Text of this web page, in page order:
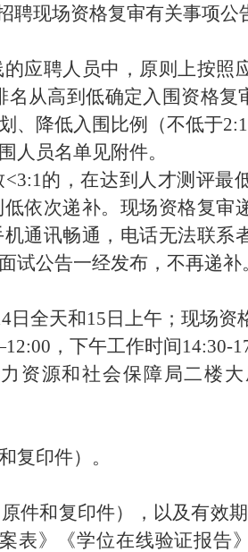
聘现场资格复审有关事项
应聘人员中，原则上按照
从高到低确定入围资格复
、降低入围比例（不低于
人员名单见附件。
的，在达到人才测评最
依次递补。现场资格复审
通讯畅通，电话无法联系
试公告一经发布，不再递补
全天和15日上午； 现场资
，下午工作时间14:30-
资源和社会保障局二楼
复印件）。
件和复印件），以及有效
表》《学位在线验证报告